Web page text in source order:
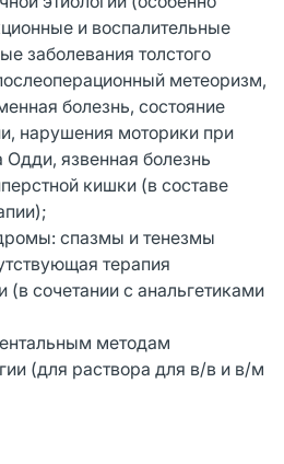
и воспалительные
заболевания толстого
метеоризм,
болезнь, состояние
нарушения моторики при
язвенная болезнь
кишки (в составе
спазмы и тенезмы
терапия
(в сочетании с анальгетиками
методам
(для раствора для в/в и в/м